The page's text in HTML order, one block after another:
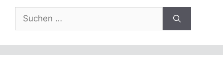
Suchen
nach: